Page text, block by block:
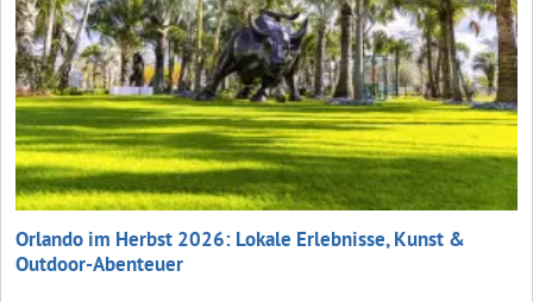
Orlando im Herbst 2026: Lokale Erlebnisse, Kunst &
Outdoor-Abenteuer